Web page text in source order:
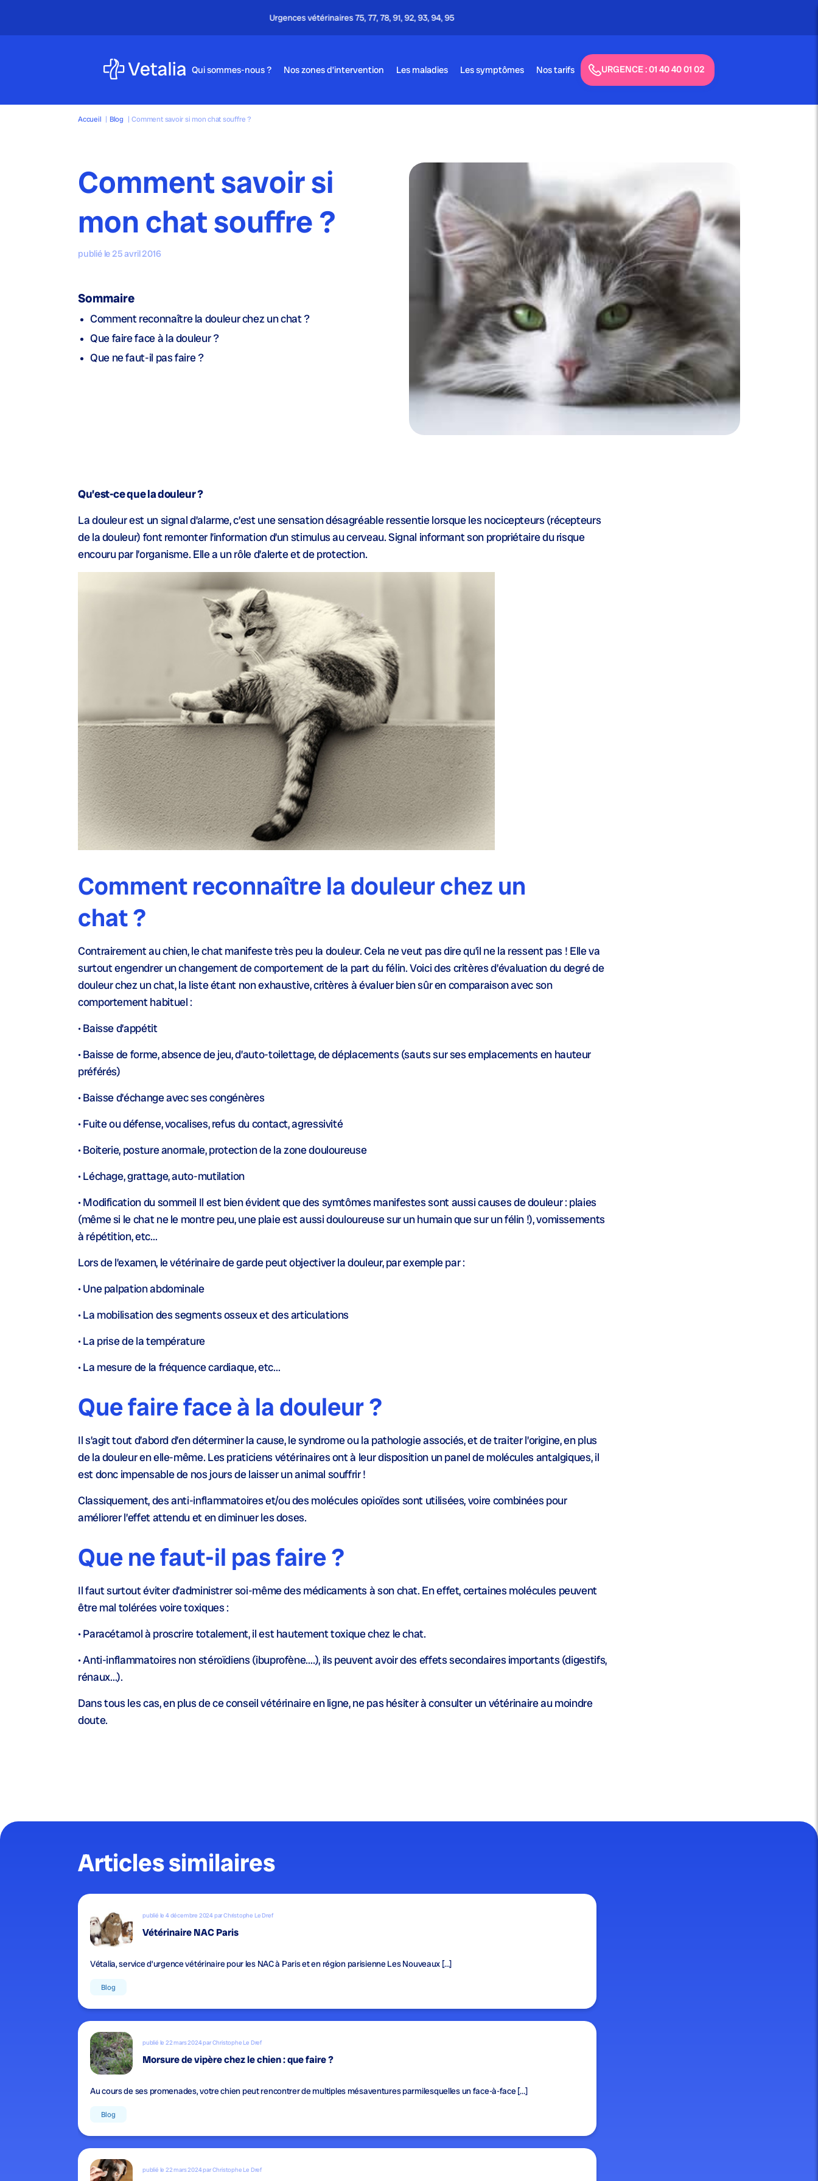
Appel gratuit - 24h/24 & 7j/7
Qui sommes-nous ? Nos zones d’intervention Les maladies Les symptômes Nos tarifs URGENCE : 01 40 40 01 02
Accueil | Blog | Comment savoir si mon chat souffre ?
Comment savoir si
mon chat souffre ?
publié le 25 avril 2016
Sommaire
Comment reconnaître la douleur chez un chat ?
Que faire face à la douleur ?
Que ne faut-il pas faire ?
Qu’est-ce que la douleur ?
La douleur est un signal d’alarme, c’est une sensation désagréable ressentie lorsque les nocicepteurs (récepteurs
de la douleur) font remonter l’information d’un stimulus au cerveau. Signal informant son propriétaire du risque
encouru par l’organisme. Elle a un rôle d’alerte et de protection.
Comment reconnaître la douleur chez un
chat ?
Contrairement au chien, le chat manifeste très peu la douleur. Cela ne veut pas dire qu’il ne la ressent pas ! Elle va
surtout engendrer un changement de comportement de la part du félin. Voici des critères d’évaluation du degré de
douleur chez un chat, la liste étant non exhaustive, critères à évaluer bien sûr en comparaison avec son
comportement habituel :
• Baisse d’appétit
• Baisse de forme, absence de jeu, d’auto-toilettage, de déplacements (sauts sur ses emplacements en hauteur
préférés)
• Baisse d’échange avec ses congénères
• Fuite ou défense, vocalises, refus du contact, agressivité
• Boiterie, posture anormale, protection de la zone douloureuse
• Léchage, grattage, auto-mutilation
• Modification du sommeil Il est bien évident que des symtômes manifestes sont aussi causes de douleur : plaies
(même si le chat ne le montre peu, une plaie est aussi douloureuse sur un humain que sur un félin !), vomissements
à répétition, etc…
Lors de l’examen, le vétérinaire de garde peut objectiver la douleur, par exemple par :
• Une palpation abdominale
• La mobilisation des segments osseux et des articulations
• La prise de la température
• La mesure de la fréquence cardiaque, etc…
Que faire face à la douleur ?
Il s’agit tout d’abord d’en déterminer la cause, le syndrome ou la pathologie associés, et de traiter l’origine, en plus
de la douleur en elle-même. Les praticiens vétérinaires ont à leur disposition un panel de molécules antalgiques, il
est donc impensable de nos jours de laisser un animal souffrir !
Classiquement, des anti-inflammatoires et/ou des molécules opioïdes sont utilisées, voire combinées pour
améliorer l’effet attendu et en diminuer les doses.
Que ne faut-il pas faire ?
Il faut surtout éviter d’administrer soi-même des médicaments à son chat. En effet, certaines molécules peuvent
être mal tolérées voire toxiques :
• Paracétamol à proscrire totalement, il est hautement toxique chez le chat.
• Anti-inflammatoires non stéroïdiens (ibuprofène….), ils peuvent avoir des effets secondaires importants (digestifs,
rénaux…).
Dans tous les cas, en plus de ce conseil vétérinaire en ligne, ne pas hésiter à consulter un vétérinaire au moindre
doute.
Articles similaires
publié le 4 décembre 2024 par Christophe Le Dref
Vétérinaire NAC Paris
Vétalia, service d’urgence vétérinaire pour les NAC à Paris et en région parisienne Les Nouveaux […]
Blog
publié le 22 mars 2024 par Christophe Le Dref
Morsure de vipère chez le chien : que faire ?
Au cours de ses promenades, votre chien peut rencontrer de multiples mésaventures parmilesquelles un face-à-face […]
Blog
publié le 22 mars 2024 par Christophe Le Dref